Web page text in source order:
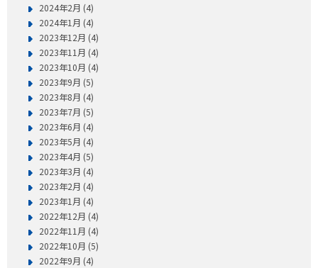
2024年2月 (4)
2024年1月 (4)
2023年12月 (4)
2023年11月 (4)
2023年10月 (4)
2023年9月 (5)
2023年8月 (4)
2023年7月 (5)
2023年6月 (4)
2023年5月 (4)
2023年4月 (5)
2023年3月 (4)
2023年2月 (4)
2023年1月 (4)
2022年12月 (4)
2022年11月 (4)
2022年10月 (5)
2022年9月 (4)